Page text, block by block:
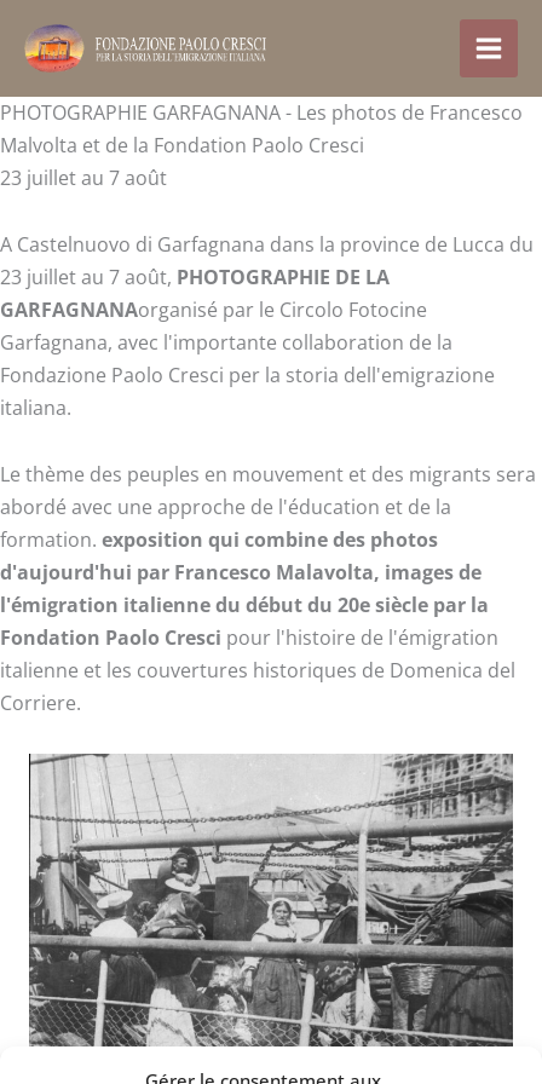
contenu
PHOTOGRAPHIE GARFAGNANA - Les photos de Francesco
Malvolta et de la Fondation Paolo Cresci
23 juillet au 7 août
A Castelnuovo di Garfagnana dans la province de Lucca du
23 juillet au 7 août, PHOTOGRAPHIE DE LA
GARFAGNANAorganisé par le Circolo Fotocine
Garfagnana, avec l'importante collaboration de la
Fondazione Paolo Cresci per la storia dell'emigrazione
italiana.
Le thème des peuples en mouvement et des migrants sera
abordé avec une approche de l'éducation et de la
formation. exposition qui combine des photos
d'aujourd'hui par Francesco Malavolta, images de
l'émigration italienne du début du 20e siècle par la
Fondation Paolo Cresci pour l'histoire de l'émigration
italienne et les couvertures historiques de Domenica del
Corriere.